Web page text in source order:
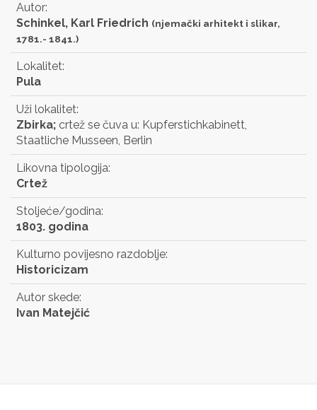
Autor:
Schinkel, Karl Friedrich (njemački arhitekt i slikar,
1781.- 1841.)
Lokalitet:
Pula
Uži lokalitet:
Zbirka; crtež se čuva u: Kupferstichkabinett,
Staatliche Musseen, Berlin
Likovna tipologija:
Crtež
Stoljeće/godina:
1803. godina
Kulturno povijesno razdoblje:
Historicizam
Autor skede:
Ivan Matejčić